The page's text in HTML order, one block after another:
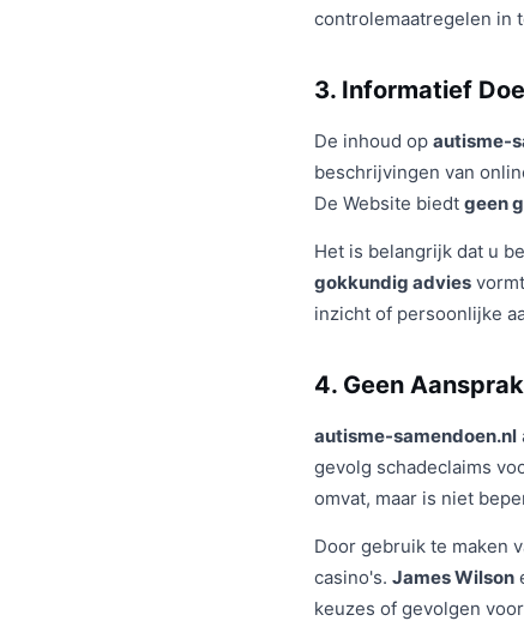
controlemaatregelen in
3. Informatief
De inhoud op autisme-
beschrijvingen van
De Website biedt geen
Het is belangrijk dat u
gokkundig advies
inzicht of persoonlijke
4. Geen
autisme-samendoen.nl
gevolg schadeclaims
omvat, maar is niet
Door gebruik te maken
casino's. James Wilson
keuzes of gevolgen